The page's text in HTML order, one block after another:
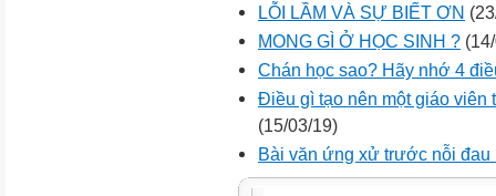
LỖI LẦM VÀ SỰ BIẾT ƠN
MONG GÌ Ở HỌC SINH ?
Chán học sao? Hãy nhớ 4
Điều gì tạo nên một giáo viên
(15/03/19)
Bài văn ứng xử trước nỗi